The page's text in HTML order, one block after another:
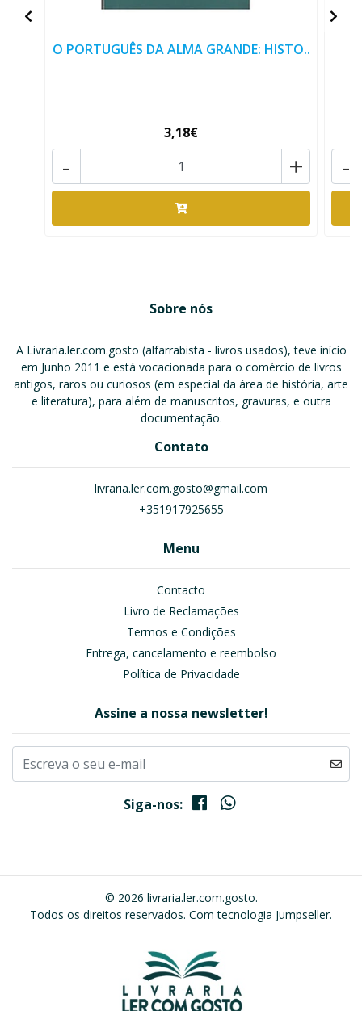
O PORTUGUÊS DA ALMA GRANDE: HISTO..
3,18€
+
- -
Sobre nós
A Livraria.ler.com.gosto (alfarrabista - livros usados), teve início
em Junho 2011 e está vocacionada para o comércio de livros
antigos, raros ou curiosos (em especial da área de história, arte
e literatura), para além de manuscritos, gravuras, e outra
documentação.
Contato
livraria.ler.com.gosto@gmail.com
+351917925655
Menu
Contacto
Livro de Reclamações
Termos e Condições
Entrega, cancelamento e reembolso
Política de Privacidade
Assine a nossa newsletter!
Siga-nos:
© 2026 livraria.ler.com.gosto.
Todos os direitos reservados. Com tecnologia Jumpseller.